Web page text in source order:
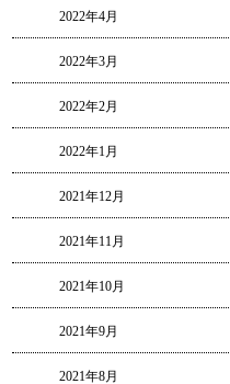
2022年4月
2022年3月
2022年2月
2022年1月
2021年12月
2021年11月
2021年10月
2021年9月
2021年8月